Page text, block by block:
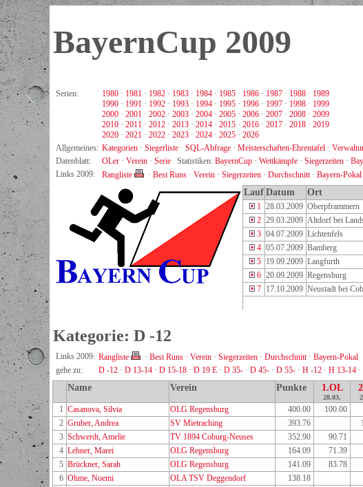
BayernCup 2009
Serien: 1980 · 1981 · 1982 · 1983 · 1984 · 1985 · 1986 · 1987 · 1988 · 1989
1990 · 1991 · 1992 · 1993 · 1994 · 1995 · 1996 · 1997 · 1998 · 1999
2000 · 2001 · 2002 · 2003 · 2004 · 2005 · 2006 · 2007 · 2008 · 2009
2010 · 2011 · 2012 · 2013 · 2014 · 2015 · 2016 · 2017 · 2018 · 2019
2020 · 2021 · 2022 · 2023 · 2024 · 2025 · 2026
Allgemeines: Kategorien · Siegerliste · SQL-Abfrage · Meisterschaften-Ehrentafel ·
Datenblatt:
OLer · Verein · Serie Statistiken: BayernCup · Wettkämpfe · Siegerzeiten ·
Links 2009:
Rangliste · Best Runs · Verein · Siegerzeiten · Durchschnitt· Bayern-Pokal
Lauf Datum Ort
1 28.03.2009 Oberpframmern
2 29.03.2009 Altdorf bei
3 04.07.2009 Lichtenfels
4 05.07.2009 Bamberg
5
19.09.2009 Langfurth
6 20.09.2009 Regensburg
7
17.10.2009 Neustadt bei
Kategorie: D -12
Links 2009: Rangliste · Best Runs · Verein · Siegerzeiten · Durchschnitt· Bayern-Pokal
gehe zu:
D -12 · D 13-14 · D 15-18 · D 19 E · D 35- · D 45- · D 55- · H -12 · H 13-14 ·
Name Verein Punkte 1.OL
28.03.
1 Casanova, Silvia OLG Regensburg 400.00 100.00
2 Gruber, Andrea SV Mietraching 393.76
3 Schwerdt, Amelie TV 1894 Coburg-Neuses 352.90 90.71
4 Lehner, Marei OLG Regensburg 164.09 71.39
5 Brückner, Sarah OLG Regensburg 141.09 83.78
6 Ohme, Noemi OLA TSV Deggendorf 138.18